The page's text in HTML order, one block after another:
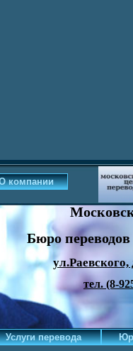
Бюро
тел. (8-
компании
Услуги перевода